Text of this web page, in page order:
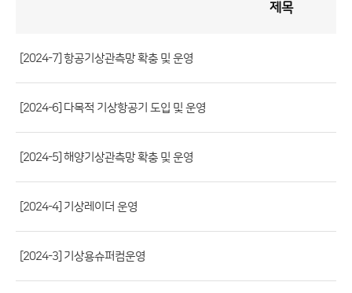
게
시
판
목
록
(번
호,
등
부
서,
첨
제목
[2024-7] 항공기상관측망 확충 및 운영
[2024-6] 다목적 기상항공기 도입 및 운영
[2024-5] 해양기상관측망 확충 및 운영
[2024-4] 기상레이더 운영
[2024-3] 기상용슈퍼컴운영